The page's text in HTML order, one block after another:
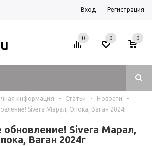
Вход Регистрация
0 0
0
информация - Статьи - Новости
-
Sivera Марал, Опока, Ваган 2024г
обновление! Sivera Марал,
Ваган 2024г